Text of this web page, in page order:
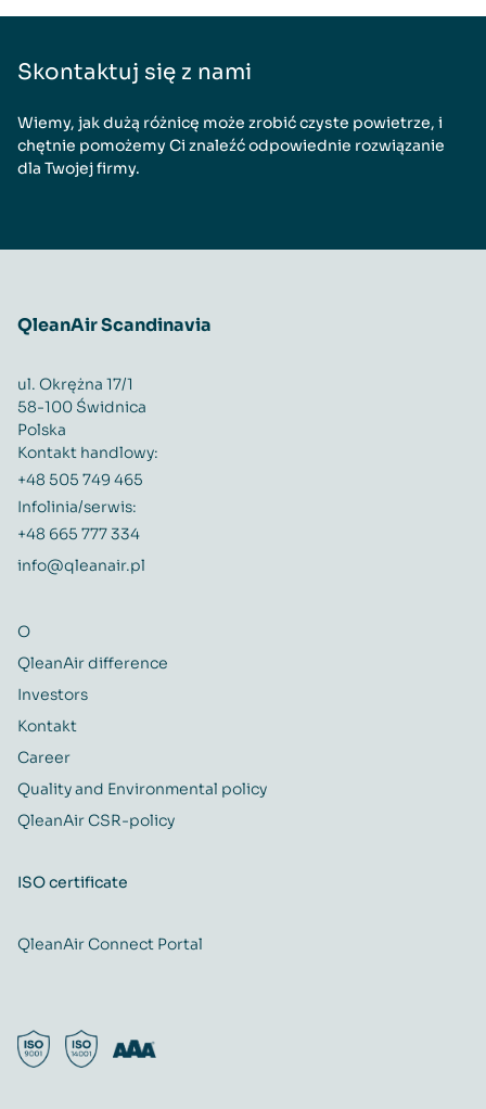
Skontaktuj się z nami
Wiemy, jak dużą różnicę może zrobić czyste powietrze, i
chętnie pomożemy Ci znaleźć odpowiednie rozwiązanie
dla Twojej firmy.
QleanAir Scandinavia
ul. Okrężna 17/1
58-100 Świdnica
Polska
Kontakt handlowy:
+48 505 749 465
Infolinia/serwis:
+48 665 777 334
info@qleanair.pl
O
QleanAir difference
Investors
Kontakt
Career
Quality and Environmental policy
QleanAir CSR-policy
ISO certificate
QleanAir Connect Portal